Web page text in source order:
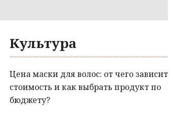
Культура
Цена маски для волос: от чего зависит
стоимость и как выбрать продукт по
бюджету?